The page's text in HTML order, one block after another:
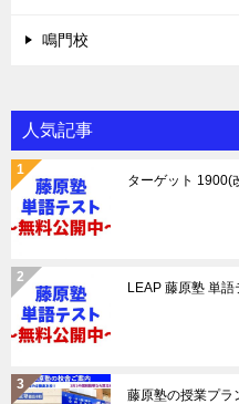
鳴門校
人気記事
ターゲット 1900(
LEAP 藤原塾 単語
藤原塾の授業プラ